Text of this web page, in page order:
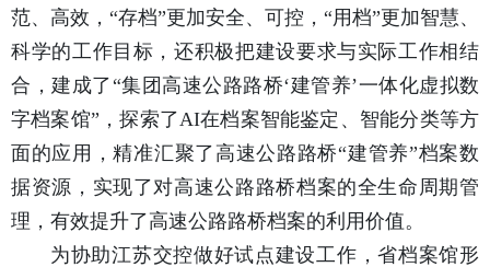
范、高效，“存档”更加安全、可控，“用档”更加智慧、
科学的工作目标，还积极把建设要求与实际工作相结
合，建成了“集团高速公路路桥‘建管养’一体化虚拟数
字档案馆”，探索了AI在档案智能鉴定、智能分类等方
面的应用，精准汇聚了高速公路路桥“建管养”档案数
据资源，实现了对高速公路路桥档案的全生命周期管
理，有效提升了高速公路路桥档案的利用价值。
为协助江苏交控做好试点建设工作，省档案馆形